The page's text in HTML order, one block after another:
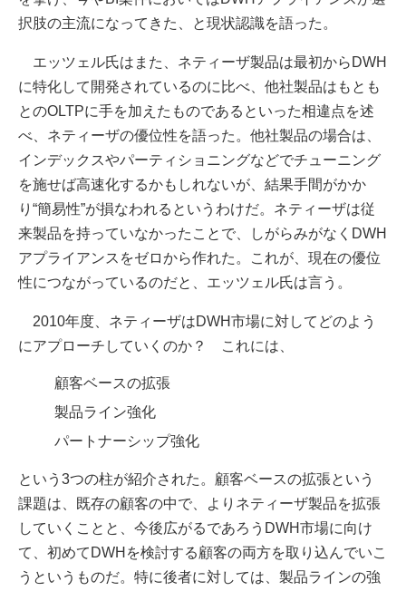
択肢の主流になってきた、と現状認識を語った。
エッツェル氏はまた、ネティーザ製品は最初からDWH
に特化して開発されているのに比べ、他社製品はもとも
とのOLTPに手を加えたものであるといった相違点を述
べ、ネティーザの優位性を語った。他社製品の場合は、
インデックスやパーティショニングなどでチューニング
を施せば高速化するかもしれないが、結果手間がかか
り“簡易性”が損なわれるというわけだ。ネティーザは従
来製品を持っていなかったことで、しがらみがなくDWH
アプライアンスをゼロから作れた。これが、現在の優位
性につながっているのだと、エッツェル氏は言う。
2010年度、ネティーザはDWH市場に対してどのよう
にアプローチしていくのか？ これには、
顧客ベースの拡張
製品ライン強化
パートナーシップ強化
という3つの柱が紹介された。顧客ベースの拡張という
課題は、既存の顧客の中で、よりネティーザ製品を拡張
していくことと、今後広がるであろうDWH市場に向け
て、初めてDWHを検討する顧客の両方を取り込んでいこ
うというものだ。特に後者に対しては、製品ラインの強